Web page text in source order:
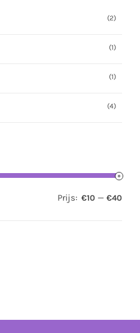
(2)
(1)
(1)
(4)
Prijs: €10 — €40